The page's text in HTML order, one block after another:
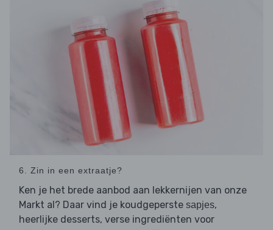
6. Zin in een extraatje?
Ken je het brede aanbod aan lekkernijen van onze
Markt al? Daar vind je koudgeperste sapjes,
heerlijke desserts, verse ingrediënten voor